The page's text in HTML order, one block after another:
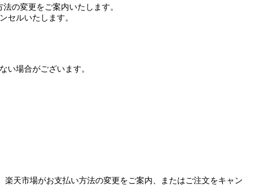
の変更をご案内いたします。
セルいたします。
い場合がございます。
天市場がお支払い方法の変更をご案内、またはご注文をキャン